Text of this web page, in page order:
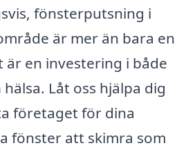
fönsterputsning i
är mer än bara en
är en investering i både
Låt oss hjälpa dig
företaget för dina
fönster att skimra som